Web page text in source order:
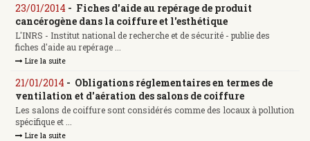
23/01/2014 - Fiches d'aide au repérage de produit
cancérogène dans la coiffure et l'esthétique
L'INRS - Institut national de recherche et de sécurité - publie des
fiches d'aide au repérage ...
Lire la suite
21/01/2014 - Obligations réglementaires en termes de
ventilation et d'aération des salons de coiffure
Les salons de coiffure sont considérés comme des locaux à pollution
spécifique et ...
Lire la suite